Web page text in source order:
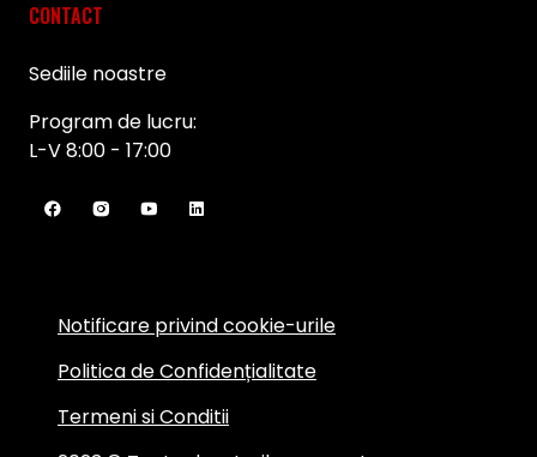
CONTACT
Sediile noastre
Program de lucru:
L-V 8:00 - 17:00
Notificare privind cookie-urile
Politica de Confidențialitate
Termeni si Conditii